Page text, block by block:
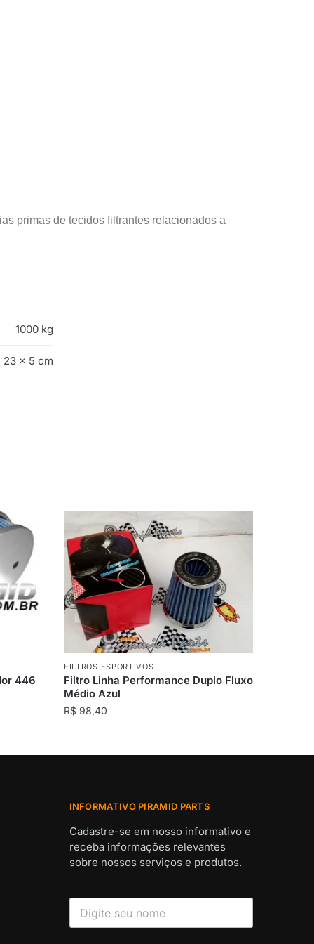
primas de tecidos filtrantes relacionados a
1000 kg
23 × 5 cm
446
FILTROS ESPORTIVOS
Filtro Linha Performance Duplo Fluxo
Médio Azul
R$98,40
INFORMATIVO PIRAMID PARTS
Cadastre-se em nosso informativo e
receba informações relevantes
sobre nossos serviços e produtos.